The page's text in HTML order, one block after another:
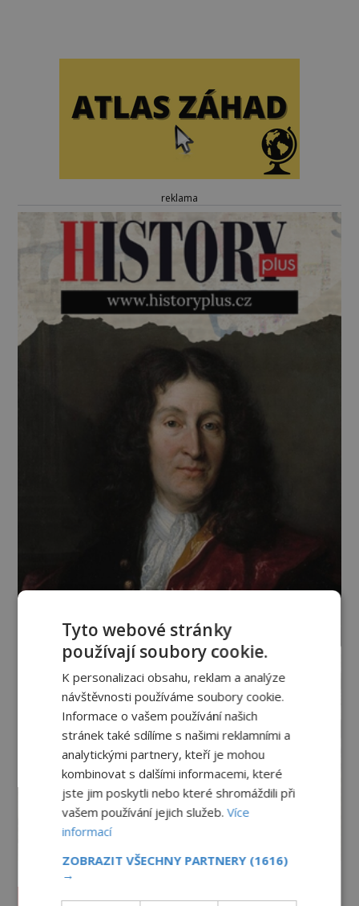
reklama
Vesmír a technologie
Tyto webové stránky
používají soubory cookie.
K personalizaci obsahu, reklam a analýze
návštěvnosti používáme soubory cookie.
Informace o vašem používání našich
stránek také sdílíme s našimi reklamními a
analytickými partnery, kteří je mohou
kombinovat s dalšími informacemi, které
jste jim poskytli nebo které shromáždili při
vašem používání jejich služeb.Více
informací
ZOBRAZIT VŠECHNY PARTNERY (1616)
→